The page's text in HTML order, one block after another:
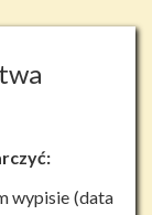
wypisie (data